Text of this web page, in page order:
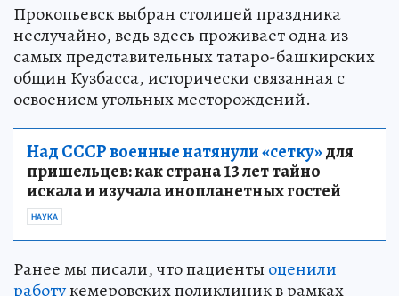
Прокопьевск выбран столицей праздника
неслучайно, ведь здесь проживает одна из
самых представительных татаро-башкирских
общин Кузбасса, исторически связанная с
освоением угольных месторождений.
Над СССР военные натянули «сетку»для
пришельцев: как страна 13 лет тайно
искала и изучала инопланетных гостей
НАУКА
Ранее мы писали, что пациенты оценили
работукемеровских поликлиник в рамках